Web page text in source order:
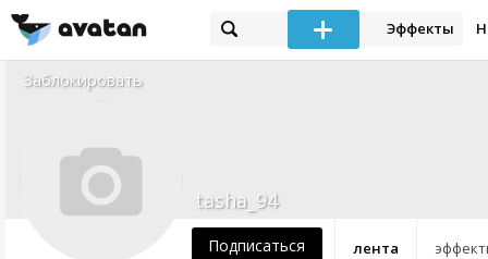
Эффекты
Заблокировать
лента
tasha_94
Подписаться